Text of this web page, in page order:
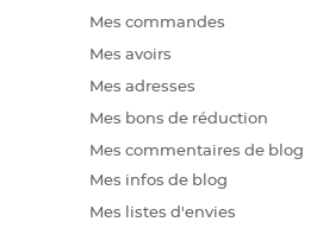
Mes commandes
Mes avoirs
Mes adresses
Mes bons de réduction
Mes commentaires de blog
Mes infos de blog
Mes listes d'envies